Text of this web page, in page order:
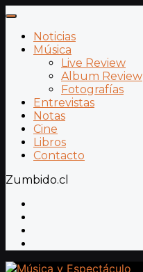
Noticias
Música
Live Review
Album Review
Fotografías
Entrevistas
Notas
Cine
Libros
Contacto
Zumbido.cl